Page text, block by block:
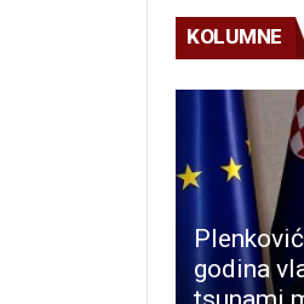
KOLUMNE
godina